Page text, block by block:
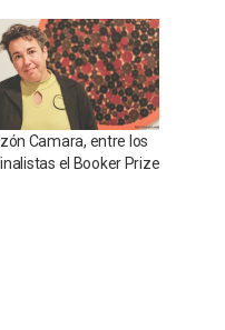
Camara, entre los
el Booker Prize